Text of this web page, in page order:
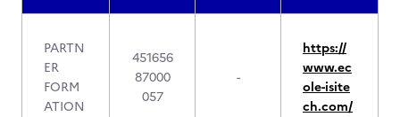
PARTN
ER
FORM
ATION
451656
87000
057
-
https://
www.ec
ole-isite
ch.com/